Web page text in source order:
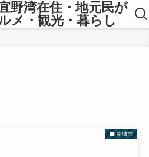
野湾在住・地元民が
メ・観光・暮らし
南城市